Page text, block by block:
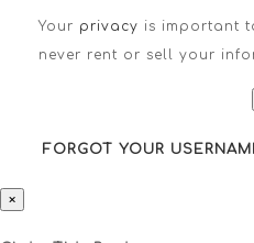
Your privacy is important
never rent or sell your
FORGOT YOUR
×